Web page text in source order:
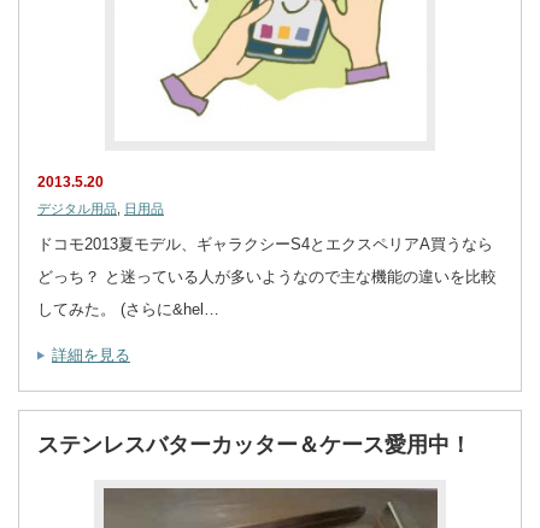
2013.5.20
デジタル用品 日用品
ドコモ2013夏モデル、ギャラクシーS4とエクスペリアA買うなら
どっち？ と迷っている人が多いようなので主な機能の違いを比較
してみた。 (さらに&hel…
詳細を見る
ステンレスバターカッター＆ケース愛用中！